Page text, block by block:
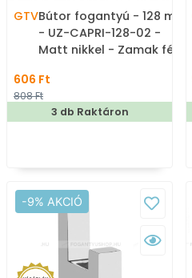
GTVBútor fogantyú - 128 mm
- UZ-CAPRI-128-02 -
Matt nikkel - Zamak fém
gyártott fém
bútorfogantyú
606 Ft
808 Ft
3 db Raktáron
-9% AKCIÓ